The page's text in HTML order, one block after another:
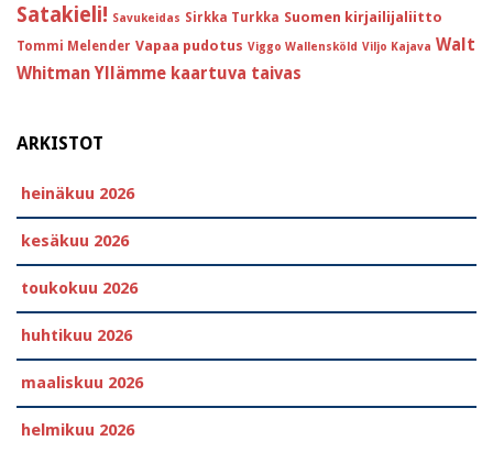
Satakieli! Savukeidas Sirkka Turkka Suomen kirjailijaliitto
Tommi Melender Vapaa pudotus Viggo Wallensköld Viljo Kajava Walt
Whitman Yllämme kaartuva taivas
ARKISTOT
heinäkuu 2026
kesäkuu 2026
toukokuu 2026
huhtikuu 2026
maaliskuu 2026
helmikuu 2026